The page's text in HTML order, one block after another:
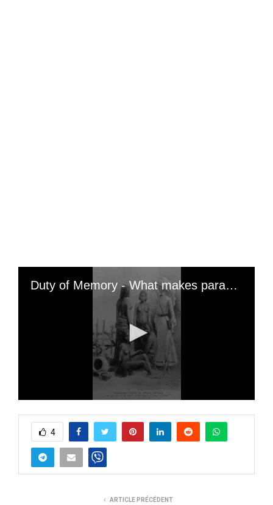
Duty of Memory - What makes paradise for Whites/Westerners? Their interests: Birds fly according to their plumage, and Whites/Westerners fly according to their interests. They scoff at ideologies; yesterday's enemies become today's allies. Respect for the dignity of Blacks/Africans will also come from our ability to honor our own martyrs, and not just those imposed upon us by proxy. Just because everyone is doing the same thing doesn't make it a good thing to do. (King Leopold II, Leviticus 26:3-4: « If you follow my statutes and keep my commandments and do them, I will send you rain in its season, and the earth will yield its crops, and the trees of the field will bear their fruit »); « In other words, if the guys don't follow, he'll block everything. It's with these stories that they infantilized Black/African people, and then they added the devil to the mix »
s
s
4
ARTICLE PRÉCÉDENT